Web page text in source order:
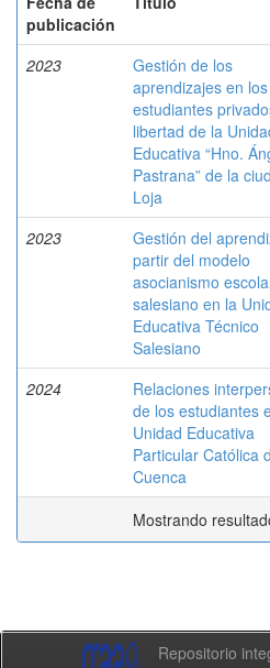
publicación
2023
Gestión de los
aprendizajes en los
estudiantes
libertad de la
Educativa “Hno.
Pastrana” de la
Loja
2023
Gestión del
partir del modelo
asocianismo
salesiano en la
Educativa Técnico
Salesiano
2024
Relaciones
de los estudiantes
Unidad Educativa
Particular Católica
Cuenca
Mostrando
Repositorio